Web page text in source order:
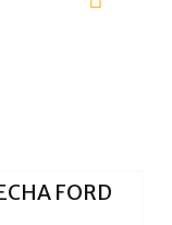
FORD